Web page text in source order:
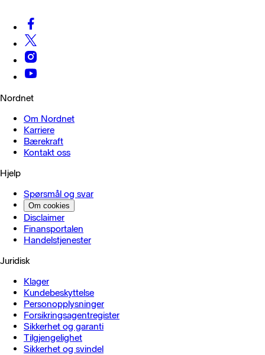
Nordnet
Om Nordnet
Karriere
Bærekraft
Kontakt oss
Hjelp
Spørsmål og svar
Om cookies
Disclaimer
Finansportalen
Handels­tjenester
Juridisk
Klager
Kundebeskyttelse
Personopplysninger
Forsikringsagentregister
Sikkerhet og garanti
Tilgjengelighet
Sikkerhet og svindel